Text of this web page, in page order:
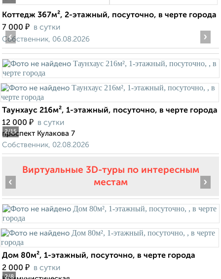
Коттедж 367м², 2-этажный, посуточно, в черте города
7 000 ₽ в сутки
Собственник, 06.08.2026
2/15
‹ ›
Таунхаус 216м², 1-этажный, посуточно, в черте города
12 000 ₽ в сутки
проспект Кулакова 7
Собственник, 02.08.2026
Виртуальные 3D-туры по интересным
местам
2/8
‹ ›
Дом 80м², 1-этажный, посуточно, в черте города
2 000 ₽ в сутки